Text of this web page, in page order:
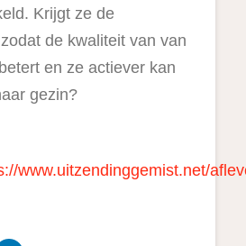
Krijgt ze de
de kwaliteit van van
en ze actiever kan
gezin?
www.uitzendinggemist.net/